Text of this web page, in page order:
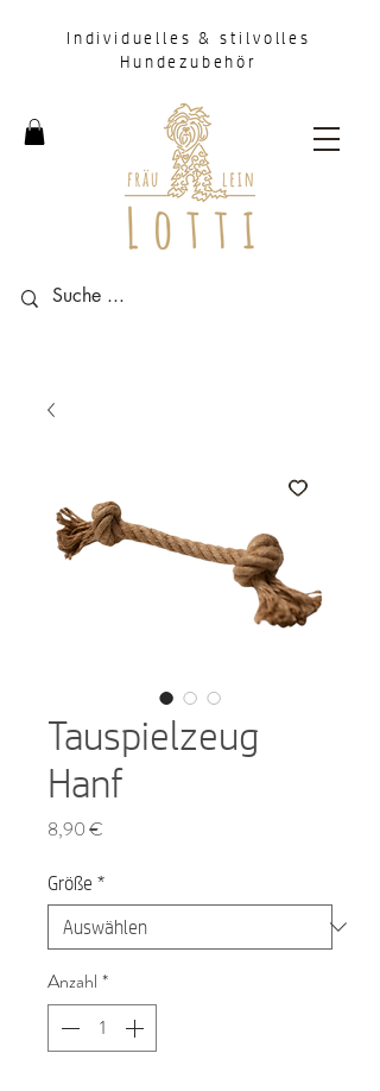
Individuelles & stilvolles
Hundezubehör
Tauspielzeug
Hanf
8,90 €
Größe *
Anzahl *